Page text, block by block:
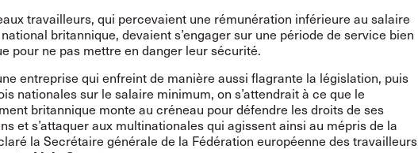
travailleurs, qui percevaient une rémunération inférieure au salaire
britannique, devaient s’engager sur une période de service bien
pour ne pas mettre en danger leur sécurité.
entreprise qui enfreint de manière aussi flagrante la législation, puis
nationales sur le salaire minimum, on s’attendrait à ce que le
britannique monte au créneau pour défendre les droits de ses
et s’attaquer aux multinationales qui agissent ainsi au mépris de la
la Secrétaire générale de la Fédération européenne des travailleurs